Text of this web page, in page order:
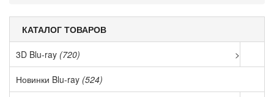
КАТАЛОГ ТОВАРОВ
3D Blu-ray (720) >
Новинки Blu-ray (524)